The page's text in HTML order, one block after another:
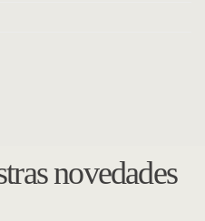
novedades